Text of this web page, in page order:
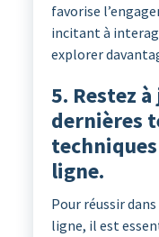
favorise
incitant à
explorer
5. Restez
dernières
ligne.
Pour réussir
ligne, il est